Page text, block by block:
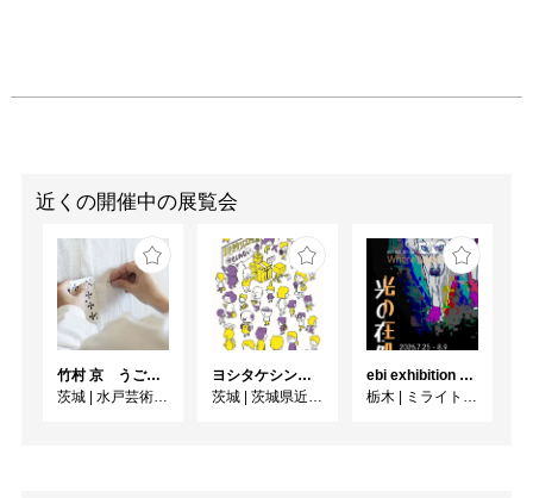
近くの開催中の展覧会
竹村 京 うごくせかい
茨城
水戸芸術館現代美術ギャラリー
ヨシタケシンスケ展かもしれない
茨城
茨城県近代美術館
ebi exhibition "光の在処"
栃木
ミライト一条ギャラリースペース